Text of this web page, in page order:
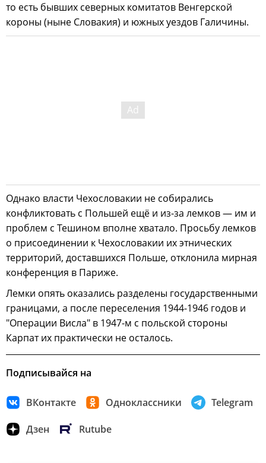
то есть бывших северных комитатов Венгерской
короны (ныне Словакия) и южных уездов Галичины.
Однако власти Чехословакии не собирались
конфликтовать с Польшей ещё и из-за лемков — им и
проблем с Тешином вполне хватало. Просьбу лемков
о присоединении к Чехословакии их этнических
территорий, доставшихся Польше, отклонила мирная
конференция в Париже.
Лемки опять оказались разделены государственными
границами, а после переселения 1944-1946 годов и
"Операции Висла" в 1947-м с польской стороны
Карпат их практически не осталось.
Подписывайся на
ВКонтакте Одноклассники Telegram
Дзен Rutube